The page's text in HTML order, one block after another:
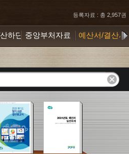
등록자료 : 총 2,957권
하단체중앙부처자료 예산서/결산서